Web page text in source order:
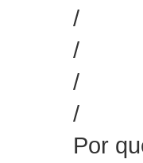
/
/
/
/
Por